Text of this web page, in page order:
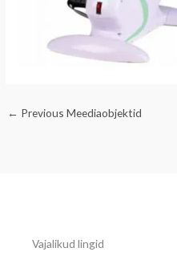
← Previous Meediaobjektid
Vajalikud lingid